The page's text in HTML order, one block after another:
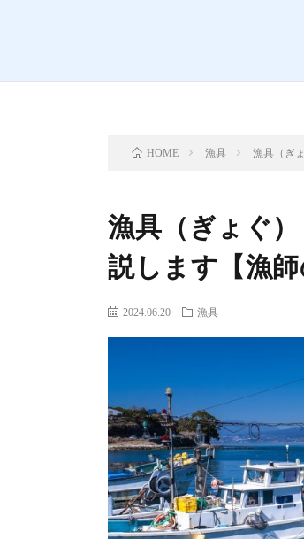
HOME 漁具 漁具（ぎ
漁具（ぎょぐ
説します【漁師
2024.06.20 漁具